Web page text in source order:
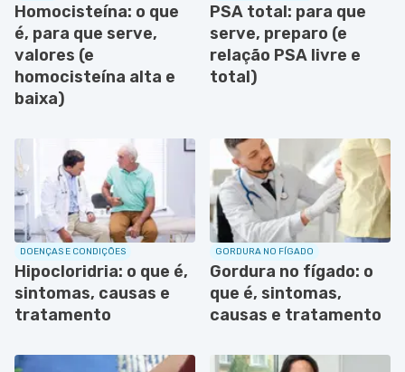
Homocisteína: o que
é, para que serve,
valores (e
homocisteína alta e
baixa)
PSA total: para que
serve, preparo (e
relação PSA livre e
total)
DOENÇAS E CONDIÇÕES
Hipocloridria: o que é,
sintomas, causas e
tratamento
GORDURA NO FÍGADO
Gordura no fígado: o
que é, sintomas,
causas e tratamento